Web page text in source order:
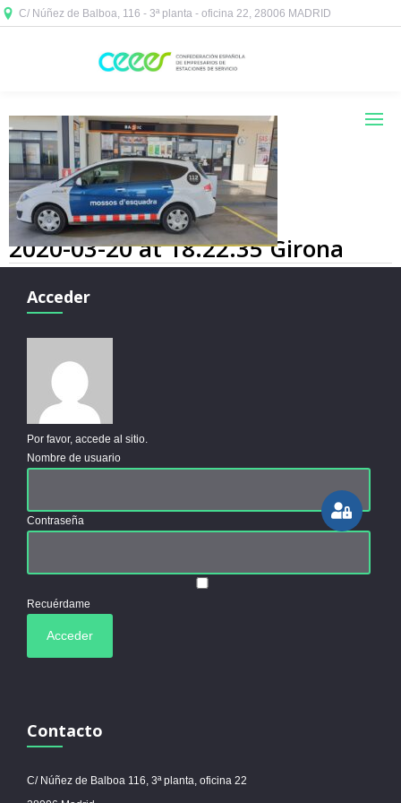
C/ Núñez de Balboa, 116 - 3ª planta - oficina 22, 28006 MADRID
2020-03-20 at 18.22.35 Girona
Acceder
Por favor, accede al sitio.
Nombre de usuario
Contraseña
Recuérdame
Contacto
C/ Núñez de Balboa 116, 3ª planta, oficina 22